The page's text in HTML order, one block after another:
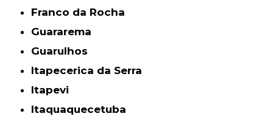
Franco da Rocha
Guararema
Guarulhos
Itapecerica da Serra
Itapevi
Itaquaquecetuba